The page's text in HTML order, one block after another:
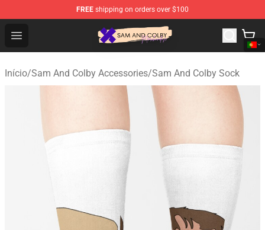
FREE shipping on orders over $100
Open menu
Sam And Colby Shop - Official Sam And Colby
Início/Sam And Colby Accessories/Sam And Colby Sock